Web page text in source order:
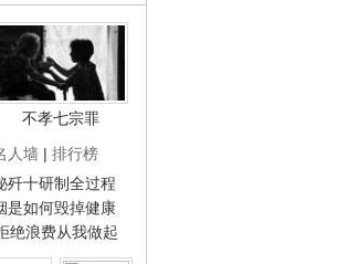
不孝七宗罪
人墙 | 排行榜
歼十研制全过程
是如何毁掉健康
绝浪费从我做起